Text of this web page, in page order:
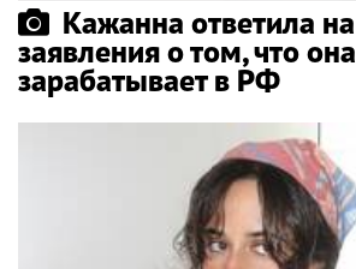
Кажанна ответила на
заявления о том, что она
зарабатывает в РФ